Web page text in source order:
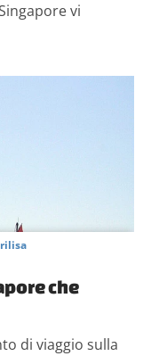
vi
che
di viaggio sulla